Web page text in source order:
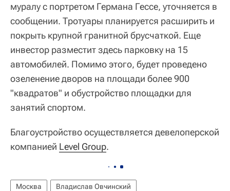
муралу с портретом Германа Гессе, уточняется в
сообщении. Тротуары планируется расширить и
покрыть крупной гранитной брусчаткой. Еще
инвестор разместит здесь парковку на 15
автомобилей. Помимо этого, будет проведено
озеленение дворов на площади более 900
"квадратов" и обустройство площадки для
занятий спортом.
Благоустройство осуществляется девелоперской
компанией Level Group.
Москва
Владислав Овчинский